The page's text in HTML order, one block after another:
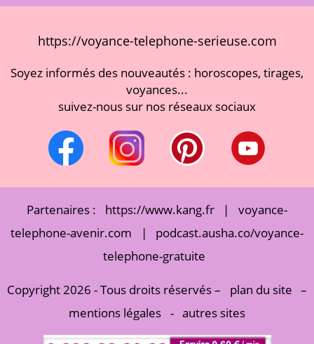
https://voyance-telephone-serieuse.com
Soyez informés des nouveautés : horoscopes, tirages,
voyances...
suivez-nous sur nos réseaux sociaux
Partenaires : https://www.kang.fr |
voyance-
telephone-avenir.com
|
podcast.ausha.co/voyance-
telephone-gratuite
Copyright 2026 - Tous droits réservés – plan du site –
mentions légales - autres sites